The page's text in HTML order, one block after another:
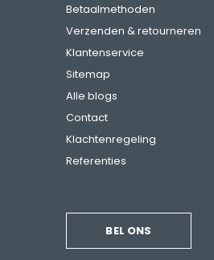
Betaalmethoden
Verzenden & retourneren
Klantenservice
Sitemap
Alle blogs
Contact
Klachtenregeling
Referenties
BEL ONS